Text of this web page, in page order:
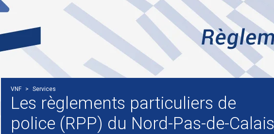
VNF > Services
Les règlements particuliers de
police (RPP) du Nord-Pas-de-Calais